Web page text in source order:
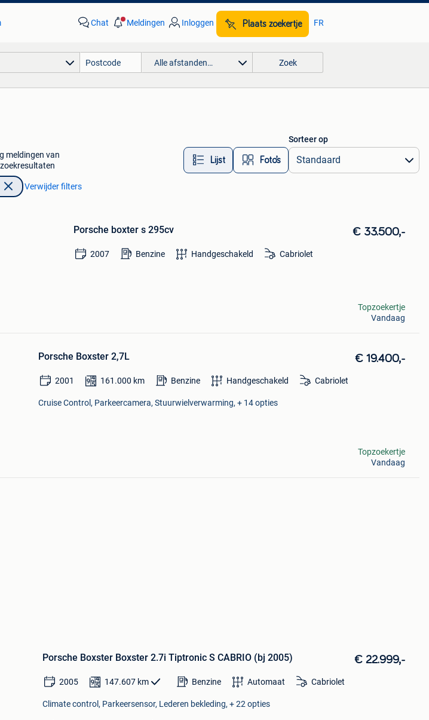
Chat Meldingen Inloggen Plaats zoekertje FR
Alle afstanden… Zoek
meldingen van
Lijst Foto’s
Sorteer op
Verwijder filters
Porsche boxter s 295cv € 33.500,-
2007 Benzine Handgeschakeld Cabriolet
Topzoekertje
Vandaag
Porsche Boxster 2,7L € 19.400,-
2001 161.000 km Benzine Handgeschakeld Cabriolet
Cruise Control, Parkeercamera, Stuurwielverwarming, + 14 opties
Topzoekertje
Vandaag
Porsche Boxster Boxster 2.7i Tiptronic S CABRIO (bj 2005) € 22.999,-
2005 147.607 km Benzine Automaat Cabriolet
Climate control, Parkeersensor, Lederen bekleding, + 22 opties